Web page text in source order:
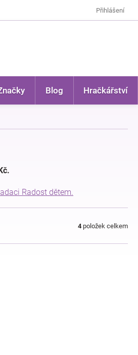
Přihlášení
Blog Hračkářství
Radost dětem.
4položek celkem